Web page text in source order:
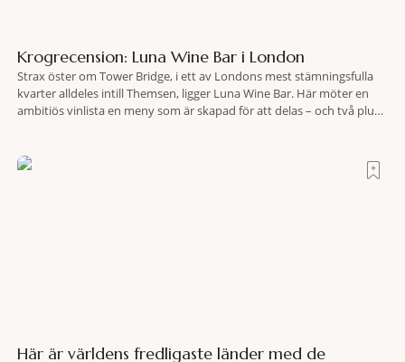
Krogrecension: Luna Wine Bar i London
Strax öster om Tower Bridge, i ett av Londons mest stämningsfulla
kvarter alldeles intill Themsen, ligger Luna Wine Bar. Här möter en
ambitiös vinlista en meny som är skapad för att delas – och två plus
Här är världens fredligaste länder med de